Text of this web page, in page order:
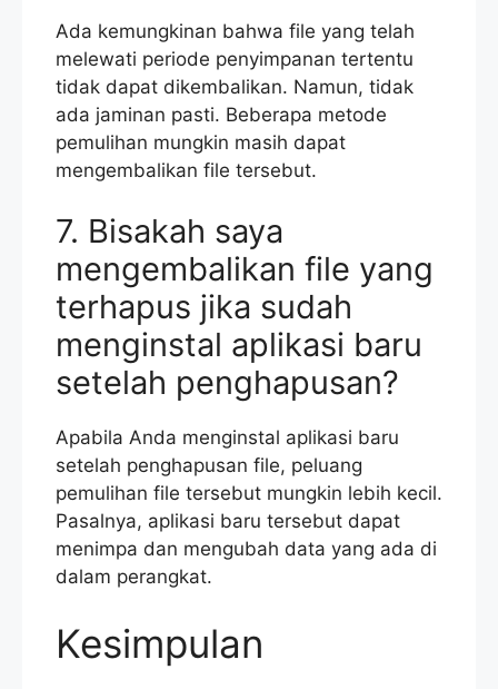
Ada kemungkinan bahwa file yang telah
melewati periode penyimpanan tertentu
tidak dapat dikembalikan. Namun, tidak
ada jaminan pasti. Beberapa metode
pemulihan mungkin masih dapat
mengembalikan file tersebut.
7. Bisakah saya
mengembalikan file yang
terhapus jika sudah
menginstal aplikasi baru
setelah penghapusan?
Apabila Anda menginstal aplikasi baru
setelah penghapusan file, peluang
pemulihan file tersebut mungkin lebih kecil.
Pasalnya, aplikasi baru tersebut dapat
menimpa dan mengubah data yang ada di
dalam perangkat.
Kesimpulan